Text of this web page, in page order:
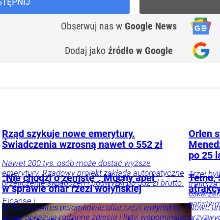
Obserwuj nas w Google News
Dodaj jako źródło w Google
Rząd szykuje nowe emerytury.
Świadczenia wzrosną nawet o 552 zł
Nawet 200 tys. osób może dostać wyższe
emerytury. Rządowy projekt zakłada automatyczne
przeliczenie świadczeń i podwyżki do 552 zł brutto.
Finanse i
inwestycjeTwój
Orlen
po 25
Trzej
trafić za
„Nie chodzi o zemstę”. Mocny apel
w sprawie ofiar rzezi wołyńskiej
W Buenos Aires potomkowie ofiar rzezi wołyńskiej
wciąż pokazują rodzinne zdjęcia i listy, wspominając
Temu,
Nowe